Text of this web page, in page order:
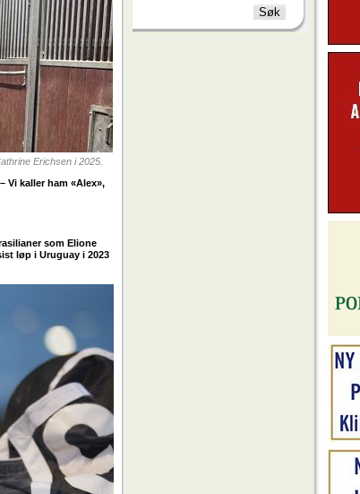
Erichsen i 2025.
Vi kaller ham «Alex»,
som Elione
løp i Uruguay i 2023